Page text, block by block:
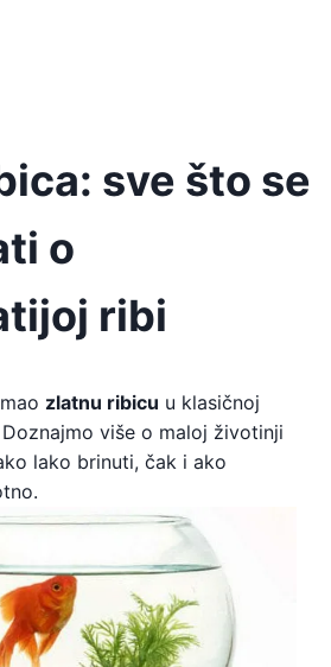
sve što se
o
ribi
zlatnu ribicu u klasičnoj
više o maloj životinji
lako brinuti, čak i ako